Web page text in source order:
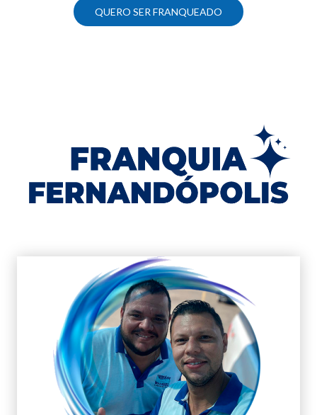
QUERO SER FRANQUEADO